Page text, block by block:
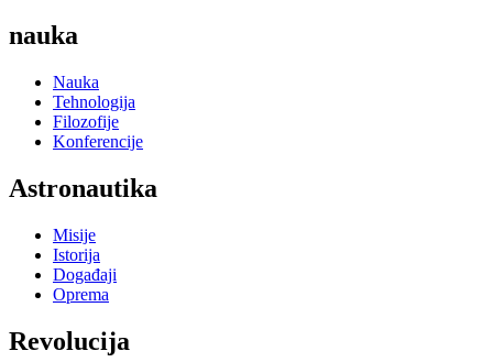
nauka
Nauka
Tehnologija
Filozofije
Konferencije
Astronautika
Misije
Istorija
Događaji
Oprema
Revolucija